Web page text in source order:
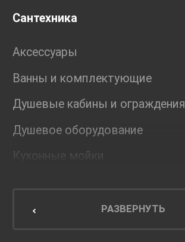
Сантехника
Аксессуары
Ванны и комплектующие
Душевые кабины и ограждения
Душевое оборудование
Кухонные мойки
Мебель для кухниРАЗВЕРНУТЬ